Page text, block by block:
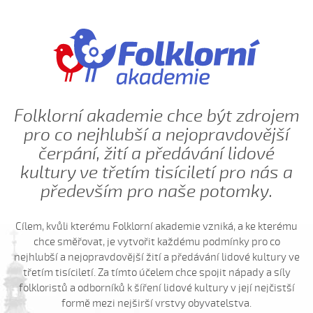
Když sem husy pásala (Helena Šťastná, 2006)
Když sem já býl...
Když sem já byl osmnást ročkú mládenec
Když sem jel do Prahy (Alžběta Dostálová, 2006)
Když si já zazpívám na věterském poli
Kebych byla jahodú (Magdaléna Krchňová, 2009)
Keď já budem mašírovat
Keď já puojděm
Keď sem kosił
Keď sem kosil (Lukáš Balajka, 2006)
Keď som išiel z Peštu (David Skalka, 2008)
Keď som išla dolinú
Folklorní akademie chce být zdrojem
pro co nejhlubší a nejopravdovější
čerpání, žití a předávání lidové
kultury ve třetím tisíciletí pro nás a
především pro naše potomky.
Cílem, kvůli kterému Folklorní akademie vzniká, a ke kterému
chce směřovat, je vytvořit každému podmínky pro co
nejhlubší a nejopravdovější žití a předávání lidové kultury ve
třetím tisíciletí. Za tímto účelem chce spojit nápady a síly
folkloristů a odborníků k šíření lidové kultury v její nejčistší
formě mezi nejširší vrstvy obyvatelstva.